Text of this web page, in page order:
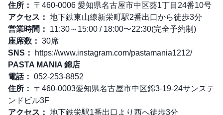
住所：
〒460-0006 愛知県名古屋市中区葵1丁目24番10号
アクセス： 地下鉄東山線新栄町駅2番出口から徒歩3分
営業時間：
11:30～15:00 / 18:00〜22:30(完全予約制)
座席数： 30席
SNS：
https://www.instagram.com/pastamania1212/
PASTA MANIA 錦店
電話： 052-253-8852
住所：
〒460-0003愛知県名古屋市中区錦3-19-24サンステ
ンドビル3F
アクセス： 地下鉄栄駅1番出口より西へ徒歩3分